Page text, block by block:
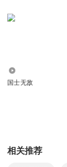
国士无敌
相关推荐